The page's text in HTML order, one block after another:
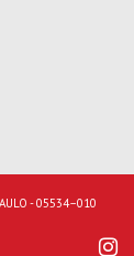
- 05534–010